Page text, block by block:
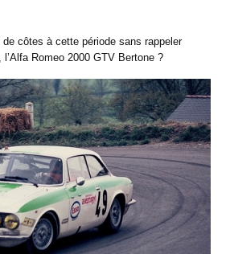
côtes à cette période sans rappeler
Romeo 2000 GTV Bertone ?